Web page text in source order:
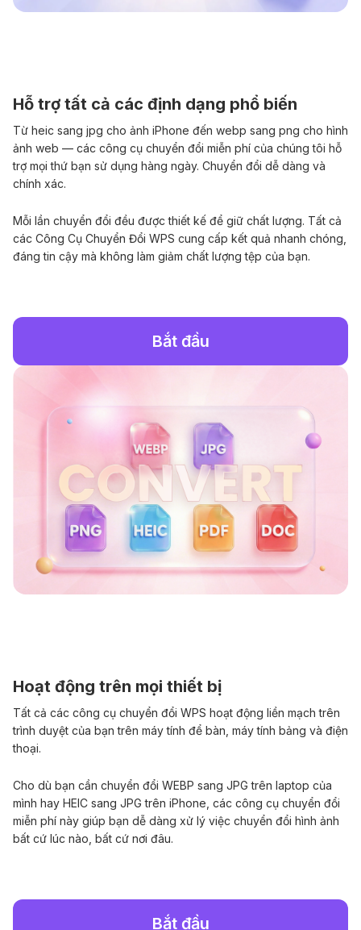
Hỗ trợ tất cả các định dạng phổ biến
Từ heic sang jpg cho ảnh iPhone đến webp sang png cho hình
ảnh web — các công cụ chuyển đổi miễn phí của chúng tôi hỗ
trợ mọi thứ bạn sử dụng hàng ngày. Chuyển đổi dễ dàng và
chính xác.
Mỗi lần chuyển đổi đều được thiết kế để giữ chất lượng. Tất cả
các Công Cụ Chuyển Đổi WPS cung cấp kết quả nhanh chóng,
đáng tin cậy mà không làm giảm chất lượng tệp của bạn.
Bắt đầu
Hoạt động trên mọi thiết bị
Tất cả các công cụ chuyển đổi WPS hoạt động liền mạch trên
trình duyệt của bạn trên máy tính để bàn, máy tính bảng và điện
thoại.
Cho dù bạn cần chuyển đổi WEBP sang JPG trên laptop của
mình hay HEIC sang JPG trên iPhone, các công cụ chuyển đổi
miễn phí này giúp bạn dễ dàng xử lý việc chuyển đổi hình ảnh
bất cứ lúc nào, bất cứ nơi đâu.
Bắt đầu